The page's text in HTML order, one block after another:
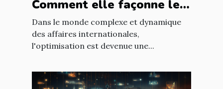
Comment elle façonne le
paysage économique
international
Dans le monde complexe et dynamique
des affaires internationales,
l'optimisation est devenue une...